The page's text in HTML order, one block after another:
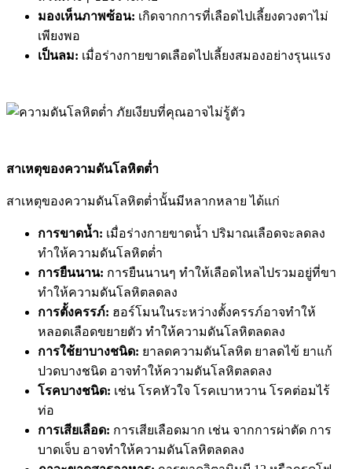
มองเห็นภาพซ้อน: เกิดจากการที่เลือดไปเลี้ยงดวงตาไม่
เพียงพอ
เป็นลม: เมื่อร่างกายขาดเลือดไปเลี้ยงสมองอย่างรุนแรง
สาเหตุของความดันโลหิตต่ำ
สาเหตุของความดันโลหิตต่ำนั้นมีหลากหลาย ได้แก่
การขาดน้ำ: เมื่อร่างกายขาดน้ำ ปริมาณเลือดจะลดลง
ทำให้ความดันโลหิตต่ำ
การยืนนาน: การยืนนานๆ ทำให้เลือดไหลไปรวมอยู่ที่ขา
ทำให้ความดันโลหิตลดลง
การตั้งครรภ์: ฮอร์โมนในระหว่างตั้งครรภ์อาจทำให้
หลอดเลือดขยายตัว ทำให้ความดันโลหิตลดลง
การใช้ยาบางชนิด: ยาลดความดันโลหิต ยาลดไข้ ยาแก้
ปวดบางชนิด อาจทำให้ความดันโลหิตลดลง
โรคบางชนิด: เช่น โรคหัวใจ โรคเบาหวาน โรคต่อมไร้
ท่อ
การเสียเลือด: การเสียเลือดมาก เช่น จากการผ่าตัด การ
บาดเจ็บ อาจทำให้ความดันโลหิตลดลง